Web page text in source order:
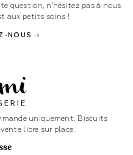
uniquement. Biscuits
libre sur place.
question, n’hésitez pas à nous
aux petits soins !
NOUS